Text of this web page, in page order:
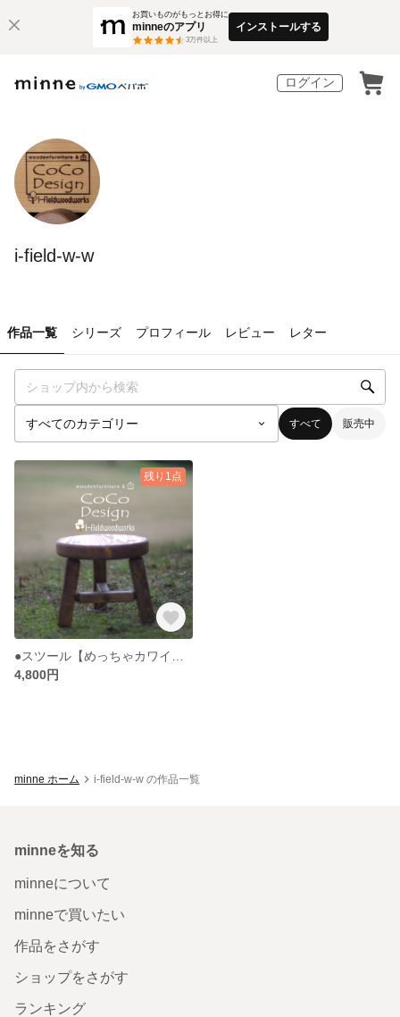
お買いものがもっとお得に
minneのアプリ
3万件以上
インストールする
ログイン
i-field-w-w
作品一覧 シリーズ プロフィール レビュー レター
すべて 販売中
残り1点
4,800円
minne ホーム i-field-w-w の作品一覧
minneを知る
minneについて
minneで買いたい
作品をさがす
ショップをさがす
ランキング